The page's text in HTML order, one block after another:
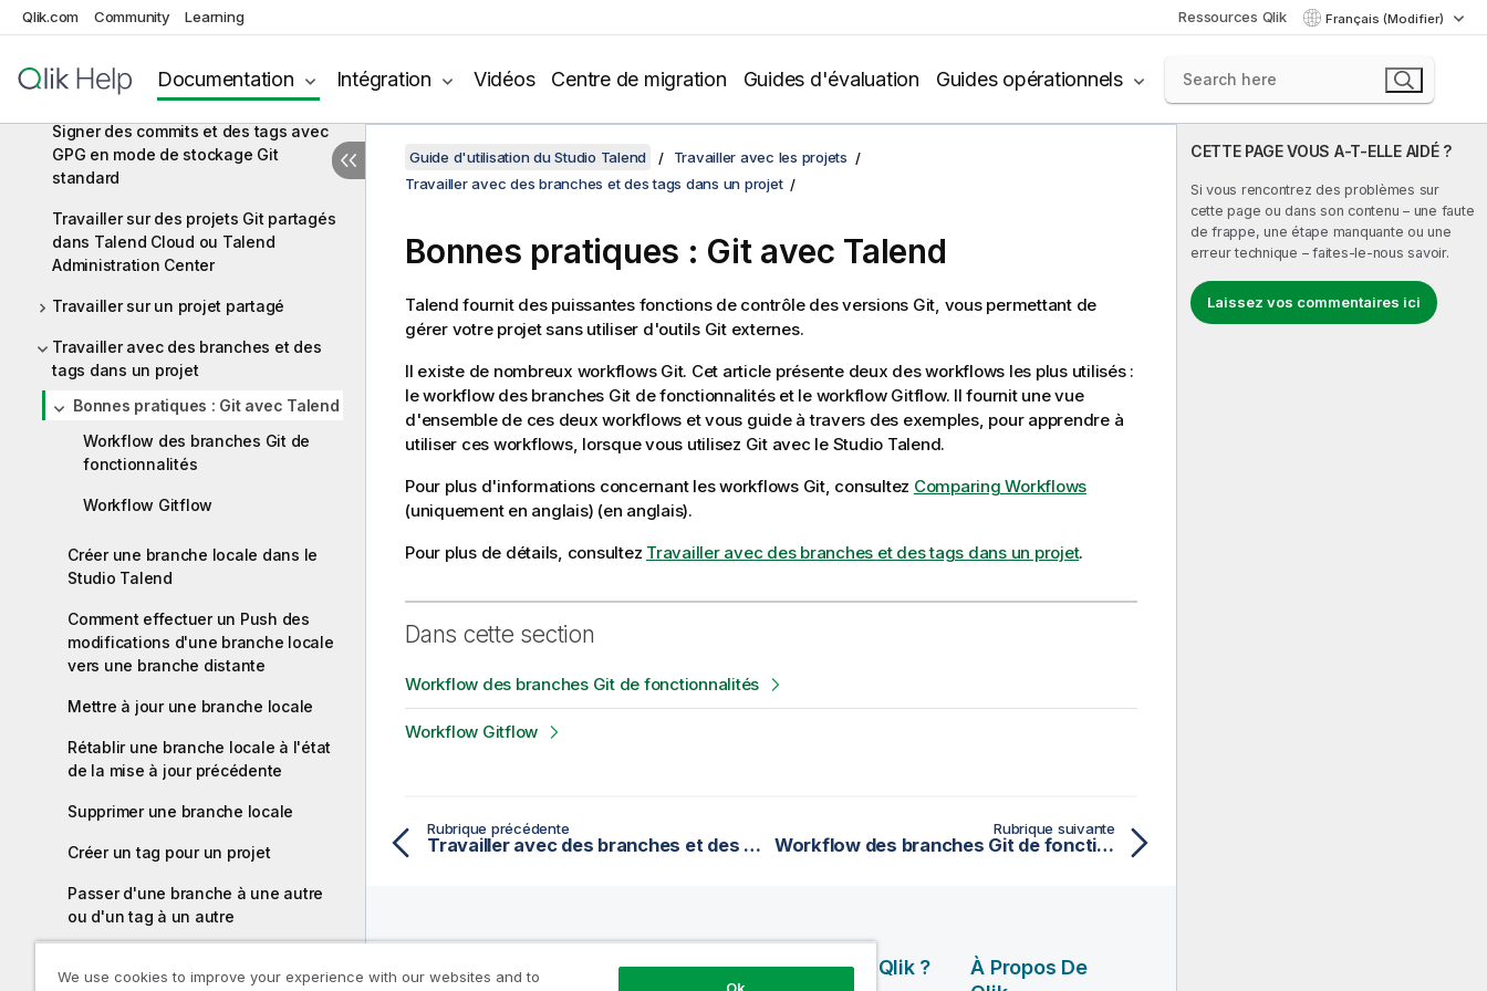
Qlik.com Community Learning Ressources Qlik Français (Modifier)
Documentation Intégration Vidéos Centre de migration Guides d'évaluation Guides opérationnels
distant en mode hors connexion
Activer le mode de stockage Git
standard
Signer des commits et des tags avec
GPG en mode de stockage Git
standard
Travailler sur des projets Git partagés
dans Talend Cloud ou Talend
Administration Center
Travailler sur un projet partagé
Travailler avec des branches et des
tags dans un projet
Bonnes pratiques : Git avec Talend
Workflow des branches Git de
fonctionnalités
Workflow Gitflow
Créer une branche locale dans le
Studio Talend
Comment effectuer un Push des
modifications d'une branche locale
vers une branche distante
Mettre à jour une branche locale
Rétablir une branche locale à l'état
de la mise à jour précédente
Supprimer une branche locale
Créer un tag pour un projet
Passer d'une branche à une autre
ou d'un tag à un autre
CETTE PAGE VOUS A-T-ELLE AIDÉ ?
Si vous rencontrez des problèmes sur
cette page ou dans son contenu – une faute
de frappe, une étape manquante ou une
erreur technique – faites-le-nous savoir.
Laissez vos commentaires ici
Guide d'utilisation du Studio Talend
Travailler avec les projets
Travailler avec des branches et des tags dans un projet
Bonnes pratiques : Git avec Talend
Talend fournit des puissantes fonctions de contrôle des versions Git, vous permettant de
gérer votre projet sans utiliser d'outils Git externes.
Il existe de nombreux workflows Git. Cet article présente deux des workflows les plus utilisés :
le workflow des branches Git de fonctionnalités et le workflow Gitflow. Il fournit une vue
d'ensemble de ces deux workflows et vous guide à travers des exemples, pour apprendre à
utiliser ces workflows, lorsque vous utilisez Git avec le Studio Talend.
Pour plus d'informations concernant les workflows Git, consultez Comparing Workflows
(uniquement en anglais) (en anglais).
Pour plus de détails, consultez Travailler avec des branches et des tags dans un projet.
Dans cette section
Workflow des branches Git de fonctionnalités
Workflow Gitflow
Rubrique précédente
Travailler avec des branches et des tags dans un projet
Rubrique suivante
Workflow des branches Git de fonctionnalités
Ressources
Produits Pourquoi Qlik ?
À Propos De
We use cookies to improve your experience with our websites and to